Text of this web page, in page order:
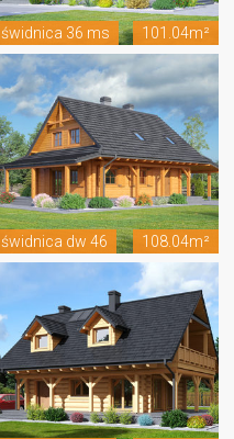
świdnica 36 ms 101.04m²
świdnica dw 46 108.04m²